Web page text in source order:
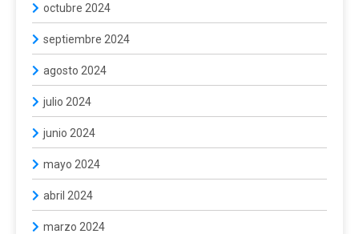
octubre 2024
septiembre 2024
agosto 2024
julio 2024
junio 2024
mayo 2024
abril 2024
marzo 2024